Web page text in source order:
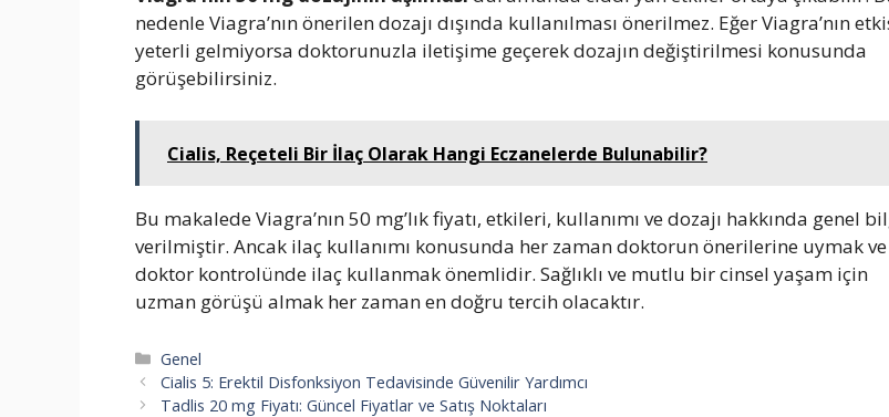
nedenle Viagra’nın önerilen dozajı dışında kullanılması önerilmez. Eğer Viagra’nın
yeterli gelmiyorsa doktorunuzla iletişime geçerek dozajın değiştirilmesi konusunda
görüşebilirsiniz.
Cialis, Reçeteli Bir İlaç Olarak Hangi Eczanelerde Bulunabilir?
Bu makalede Viagra’nın 50 mg’lık fiyatı, etkileri, kullanımı ve dozajı hakkında genel
verilmiştir. Ancak ilaç kullanımı konusunda her zaman doktorun önerilerine uymak ve
doktor kontrolünde ilaç kullanmak önemlidir. Sağlıklı ve mutlu bir cinsel yaşam için
uzman görüşü almak her zaman en doğru tercih olacaktır.
Kategoriler
Genel
Cialis 5: Erektil Disfonksiyon Tedavisinde Güvenilir Yardımcı
Tadlis 20 mg Fiyatı: Güncel Fiyatlar ve Satış Noktaları